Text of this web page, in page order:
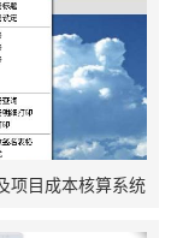
项目成本核算系统